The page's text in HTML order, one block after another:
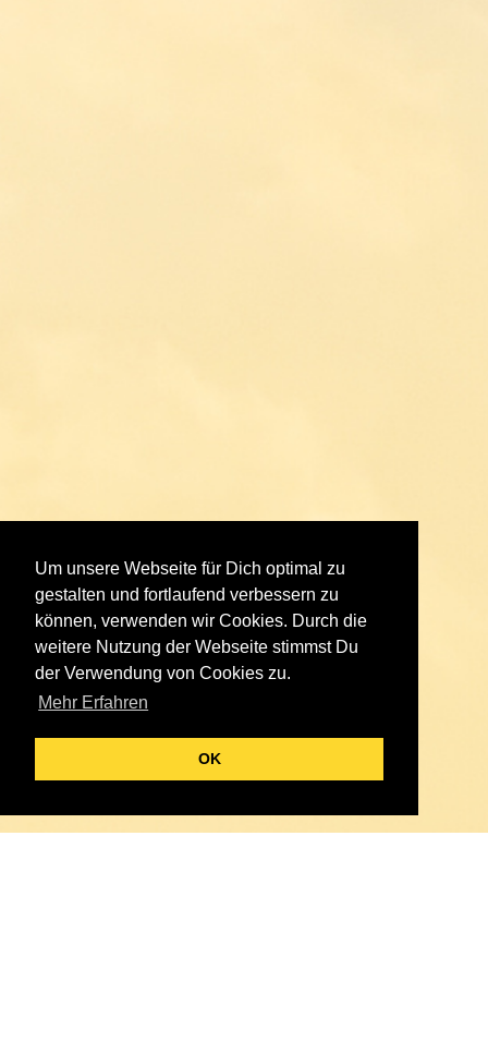
Um unsere Webseite für Dich optimal zu
gestalten und fortlaufend verbessern zu
können, verwenden wir Cookies. Durch die
weitere Nutzung der Webseite stimmst Du
der Verwendung von Cookies zu.
Mehr Erfahren
OK